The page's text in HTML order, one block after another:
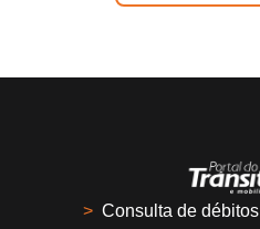
> Consulta de débitos